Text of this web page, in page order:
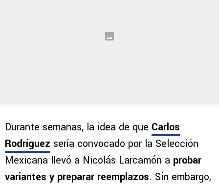
Durante semanas, la idea de que Carlos
Rodríguez sería convocado por la Selección
Mexicana llevó a Nicolás Larcamón a probar
variantes y preparar reemplazos. Sin embargo,